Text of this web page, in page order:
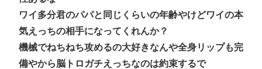
ワイ多分君のパパと同じくらいの年齢やけどワイの本
気えっちの相手になってくれんか？
機械でねちねち攻めるの大好きなんや全身リップも完
備やから脳トロガチえっちなのは約束するで